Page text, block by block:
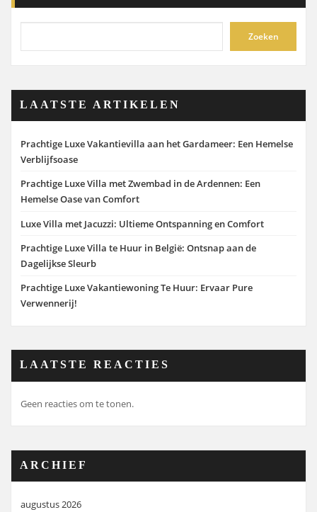
Zoeken
LAATSTE ARTIKELEN
Prachtige Luxe Vakantievilla aan het Gardameer: Een Hemelse
Verblijfsoase
Prachtige Luxe Villa met Zwembad in de Ardennen: Een
Hemelse Oase van Comfort
Luxe Villa met Jacuzzi: Ultieme Ontspanning en Comfort
Prachtige Luxe Villa te Huur in België: Ontsnap aan de
Dagelijkse Sleurb
Prachtige Luxe Vakantiewoning Te Huur: Ervaar Pure
Verwennerij!
LAATSTE REACTIES
Geen reacties om te tonen.
ARCHIEF
augustus 2026